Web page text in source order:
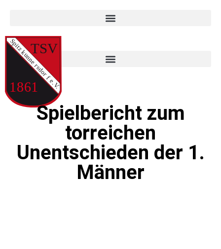
Spielbericht zum
torreichen
Unentschieden der 1.
Männer